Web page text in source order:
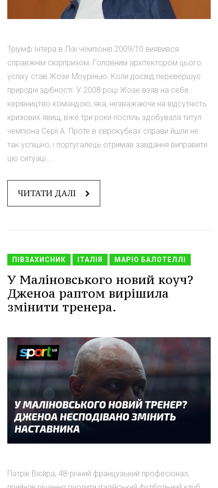
Тріумф Інтера в Лізі чемпіонів 2009/10 виявився
справжнім сюрпризом. Головним архітектором цього
успіху став Жозе Моурінью. Коли досвід перевершує
природні здібності. У 2008 році Жозе взяв на себе
керівництво командою, яка, незважаючи на відсутність
кризових явищ, вже три роки поспіль здобувала титул
чемпіона Серії А. Проте в єврокубках справи йшли не
так успішно, і португалець отримав завдання виправити
цю ситуаці...
ЧИТАТИ ДАЛІ
ПІВЗАХИСНИК ІТАЛІЯ МАРІО БАЛОТЕЛЛІ
У Маліновського новий коуч?
Дженоа раптом вирішила
змінити тренера.
Патрік Вієйра, 48-річний французький професіонал,